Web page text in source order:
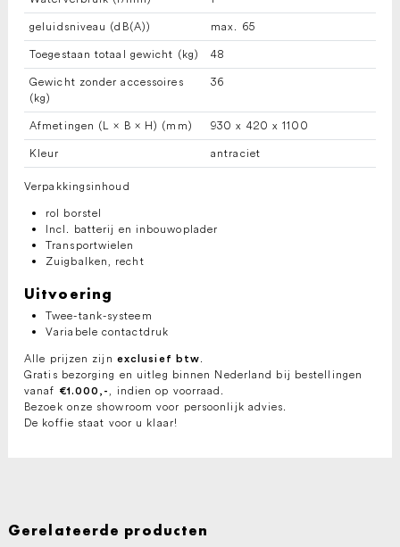
geluidsniveau (dB(A)) max. 65
Toegestaan totaal gewicht (kg) 48
Gewicht zonder accessoires
(kg)
36
Afmetingen (L × B × H) (mm) 930 x 420 x 1100
Kleur antraciet
Verpakkingsinhoud
rol borstel
Incl. batterij en inbouwoplader
Transportwielen
Zuigbalken, recht
Uitvoering
Twee-tank-systeem
Variabele contactdruk
Alle prijzen zijn exclusief btw.
Gratis bezorging en uitleg binnen Nederland bij bestellingen
vanaf €1.000,- , indien op voorraad.
Bezoek onze showroom voor persoonlijk advies.
De koffie staat voor u klaar!
Gerelateerde producten